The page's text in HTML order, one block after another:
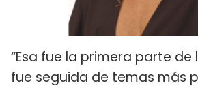
“Esa fue la primera parte de
fue seguida de temas más